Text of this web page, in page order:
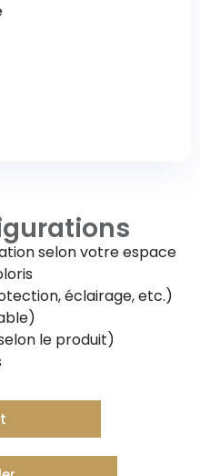
selon votre espace
éclairage, etc.)
le produit)